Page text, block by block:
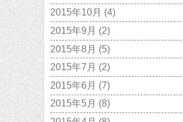
2015年10月 (4)
2015年9月 (2)
2015年8月 (5)
2015年7月 (2)
2015年6月 (7)
2015年5月 (8)